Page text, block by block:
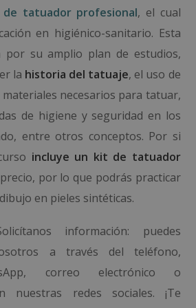
tatuador profesional, el cual
en higiénico-sanitario. Esta
por su amplio plan de estudios,
la historia del tatuaje, el uso de
necesarios para tatuar,
de higiene y seguridad en los
entre otros conceptos. Por si
incluye un kit de tatuador
por lo que podrás practicar
en pieles sintéticas.
información: puedes
a través del teléfono,
correo electrónico o
nuestras redes sociales. ¡Te